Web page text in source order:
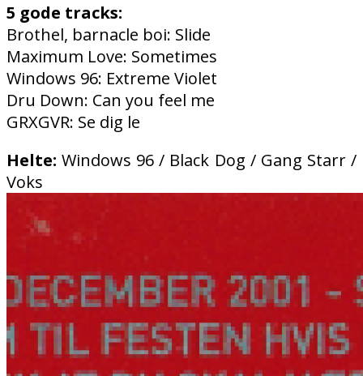
5 gode tracks:
Brothel, barnacle boi: Slide
Maximum Love: Sometimes
Windows 96: Extreme Violet
Dru Down: Can you feel me
GRXGVR: Se dig le
Helte: Windows 96 / Black Dog / Gang Starr /
Voks